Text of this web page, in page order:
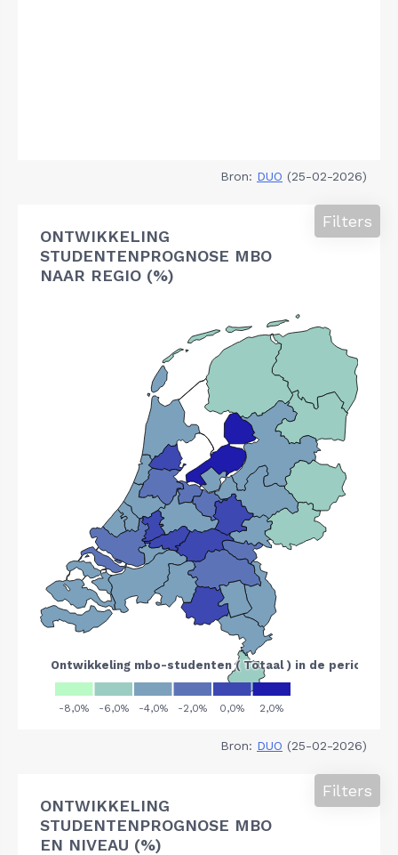
Bron: DUO (25-02-2026)
ONTWIKKELING
STUDENTENPROGNOSE MBO
NAAR REGIO (%)
Filters
Bron: DUO (25-02-2026)
ONTWIKKELING
STUDENTENPROGNOSE MBO
EN NIVEAU (%)
Filters